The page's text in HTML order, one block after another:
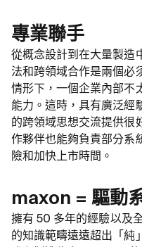
專業聯手
從概念設計到在大量製造
法和跨領域合作是兩個必
情形下，一個企業內部不
能力。這時，具有廣泛經
的跨領域思想交流提供很
作夥伴也能夠負責部分系
險和加快上市時間。
maxon = 驅動
擁有 50 多年的經驗以及
的知識範疇遠遠超出「純